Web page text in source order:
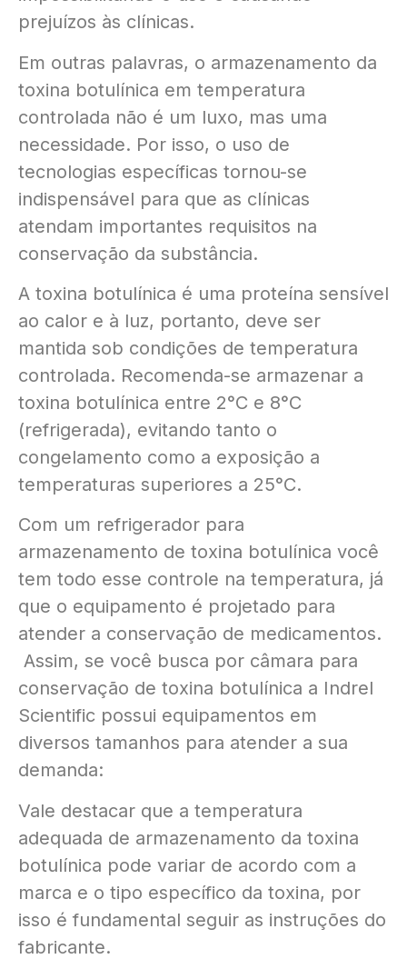
prejuízos às clínicas.
Em outras palavras, o armazenamento da
toxina botulínica em temperatura
controlada não é um luxo, mas uma
necessidade. Por isso, o uso de
tecnologias específicas tornou-se
indispensável para que as clínicas
atendam importantes requisitos na
conservação da substância.
A toxina botulínica é uma proteína sensível
ao calor e à luz, portanto, deve ser
mantida sob condições de temperatura
controlada. Recomenda-se armazenar a
toxina botulínica entre 2°C e 8°C
(refrigerada), evitando tanto o
congelamento como a exposição a
temperaturas superiores a 25°C.
Com um refrigerador para
armazenamento de toxina botulínica você
tem todo esse controle na temperatura, já
que o equipamento é projetado para
atender a conservação de medicamentos.
Assim, se você busca por câmara para
conservação de toxina botulínica a Indrel
Scientific possui equipamentos em
diversos tamanhos para atender a sua
demanda:
Vale destacar que a temperatura
adequada de armazenamento da toxina
botulínica pode variar de acordo com a
marca e o tipo específico da toxina, por
isso é fundamental seguir as instruções do
fabricante.